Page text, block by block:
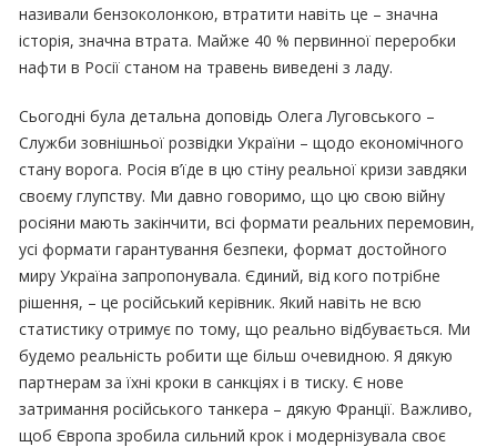
називали бензоколонкою, втратити навіть це – значна
історія, значна втрата. Майже 40 % первинної переробки
нафти в Росії станом на травень виведені з ладу.
Сьогодні була детальна доповідь Олега Луговського –
Служби зовнішньої розвідки України – щодо економічного
стану ворога. Росія в’їде в цю стіну реальної кризи завдяки
своєму глупству. Ми давно говоримо, що цю свою війну
росіяни мають закінчити, всі формати реальних перемовин,
усі формати гарантування безпеки, формат достойного
миру Україна запропонувала. Єдиний, від кого потрібне
рішення, – це російський керівник. Який навіть не всю
статистику отримує по тому, що реально відбувається. Ми
будемо реальність робити ще більш очевидною. Я дякую
партнерам за їхні кроки в санкціях і в тиску. Є нове
затримання російського танкера – дякую Франції. Важливо,
щоб Європа зробила сильний крок і модернізувала своє